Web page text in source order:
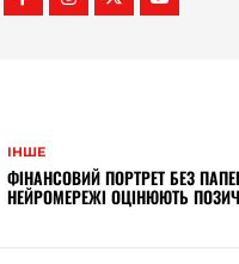
ІНШЕ
ФІНАНСОВИЙ ПОРТРЕТ БЕЗ
НЕЙРОМЕРЕЖІ ОЦІНЮЮТЬ